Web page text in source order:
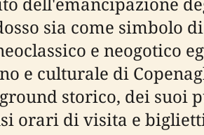
sia come simbolo
e neogotico
e culturale di
storico, dei suoi
orari di visita e